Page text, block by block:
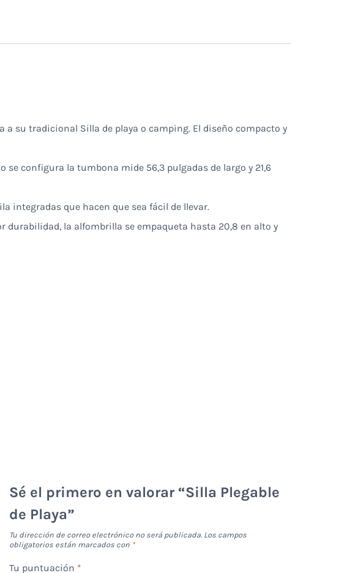
su tradicional Silla de playa o camping. El diseño compacto y
configura la tumbona mide 56,3 pulgadas de largo y 21,6
integradas que hacen que sea fácil de llevar.
durabilidad, la alfombrilla se empaqueta hasta 20,8 en alto y
Sé el primero en valorar “Silla Plegable
de Playa”
Tu dirección de correo electrónico no será publicada. Los campos
obligatorios están marcados con *
Tu puntuación *